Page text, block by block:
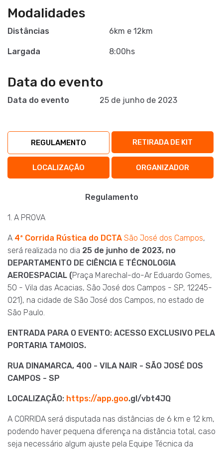
Modalidades
Distâncias 6km e 12km
Largada 8:00hs
Data do evento
Data do evento 25 de junho de 2023
REGULAMENTO RETIRADA DE KIT
LOCALIZAÇÃO ORGANIZADOR
Regulamento
1. A PROVA
A 4ª Corrida Rústica do DCTA São José dos Campos,
será realizada no dia 25 de junho de 2023, no
DEPARTAMENTO DE CIÊNCIA E TÉCNOLOGIA
AEROESPACIAL (Praça Marechal-do-Ar Eduardo Gomes,
50 - Vila das Acacias, São José dos Campos - SP, 12245-
021), na cidade de São José dos Campos, no estado de
São Paulo.
ENTRADA PARA O EVENTO: ACESSO EXCLUSIVO PELA
PORTARIA TAMOIOS.
RUA DINAMARCA, 400 - VILA NAIR - SÃO JOSÉ DOS
CAMPOS - SP
LOCALIZAÇÃO: https://app.goo.gl/vbt4JQ
A CORRIDA será disputada nas distâncias de 6 km e 12 km,
podendo haver pequena diferença na distância total, caso
seja necessário algum ajuste pela Equipe Técnica da